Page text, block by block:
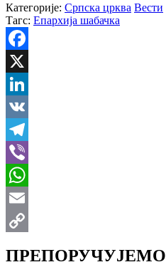
Категорије: Српска црква Вести
Тагс: Епархија шабачка
Facebook
X
LinkedIn
VK
Telegram
Viber
WhatsApp
Email
ПРЕПОРУЧУЈЕМО